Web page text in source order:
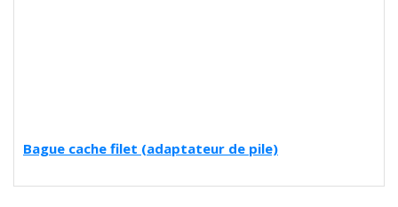
Bague cache filet (adaptateur de pile)